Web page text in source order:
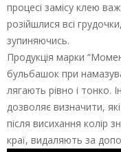
процесі замісу клею
розійшлися всі
зупиняючись.
Продукція марки
бульбашок при
лягають рівно і тонко.
дозволяє визначити,
після висихання колір
краї, видаляють за